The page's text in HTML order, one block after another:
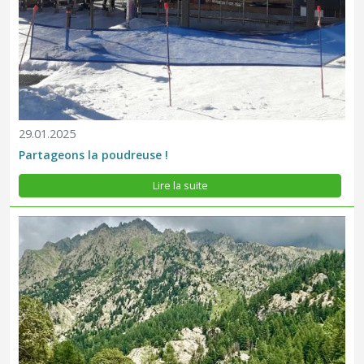
29.01.2025
Partageons la poudreuse !
Lire la suite
de suivi en temps réel pour le parking du Countet, situé dans la
vallée de la Gordolasque sur la commune de Belvédère. Grâce à
l'intelligence artificielle, vous pouvez désormais connaître...